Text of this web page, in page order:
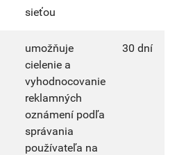
sieťou
umožňuje
cielenie a
vyhodnocovanie
reklamných
oznámení podľa
správania
používateľa na
30 dní